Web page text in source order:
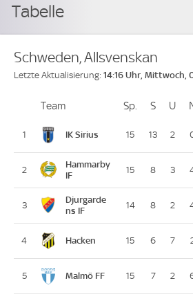
Tabelle
Schweden, Allsvenskan
Letzte Aktualisierung: 14:16 Uhr, Mittwoch,
PlatzTeam Sp. Spiele
S Siege
U
1 IK Sirius 15 13 2
2
Hammarby
IF
15 8 3
3
Djurgarde
ns IF
14 8 2
4 Hacken 15 6 7
5 Malmö FF 15 7 2